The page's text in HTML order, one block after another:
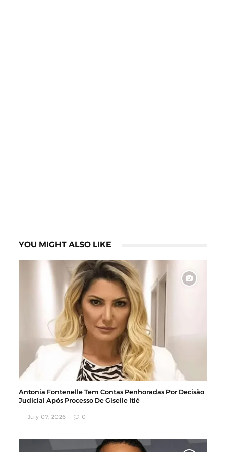
YOU MIGHT ALSO LIKE
Antonia Fontenelle Tem Contas Penhoradas Por Decisão
Judicial Após Processo De Giselle Itié
July 07, 2026 0